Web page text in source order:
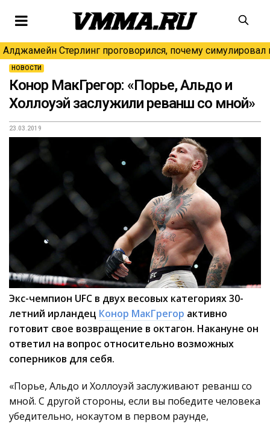
Алджамейн Стерлинг проговорился, почему симулировал
НОВОСТИ
Конор МакГрегор: «Порье, Альдо и
Холлоуэй заслужили реванш со мной»
23.03.2019
Экс-чемпион UFC в двух весовых категориях 30-
летний ирландец Конор МакГрегор активно
готовит свое возвращение в октагон. Накануне он
ответил на вопрос относительно возможных
соперников для себя.
«Порье, Альдо и Холлоуэй заслуживают реванш со
мной. С другой стороны, если вы победите человека
убедительно, нокаутом в первом раунде,